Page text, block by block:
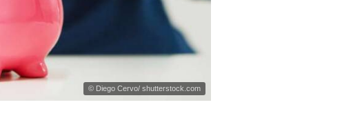
© Diego Cervo/ shutterstock.com